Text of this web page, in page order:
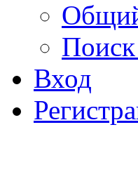
Поиск
Вход